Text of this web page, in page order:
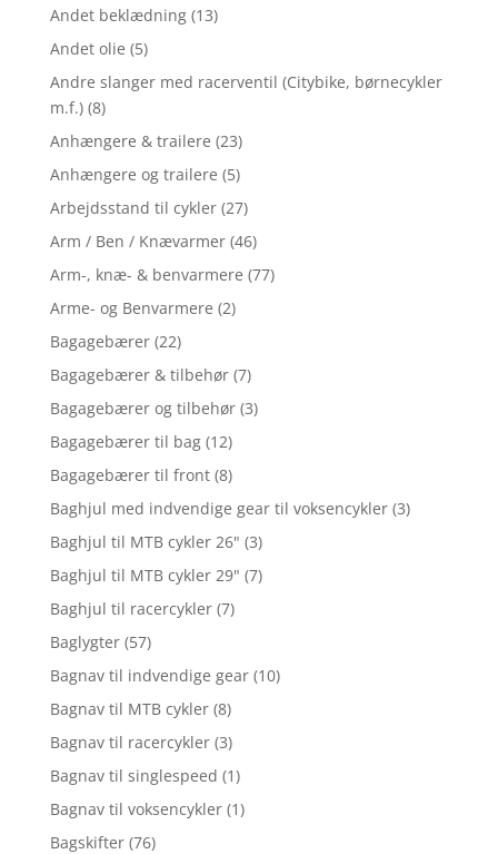
Andet beklædning (13)
Andet olie (5)
Andre slanger med racerventil (Citybike, børnecykler
m.f.) (8)
Anhængere & trailere (23)
Anhængere og trailere (5)
Arbejdsstand til cykler (27)
Arm / Ben / Knævarmer (46)
Arm-, knæ- & benvarmere (77)
Arme- og Benvarmere (2)
Bagagebærer (22)
Bagagebærer & tilbehør (7)
Bagagebærer og tilbehør (3)
Bagagebærer til bag (12)
Bagagebærer til front (8)
Baghjul med indvendige gear til voksencykler (3)
Baghjul til MTB cykler 26" (3)
Baghjul til MTB cykler 29" (7)
Baghjul til racercykler (7)
Baglygter (57)
Bagnav til indvendige gear (10)
Bagnav til MTB cykler (8)
Bagnav til racercykler (3)
Bagnav til singlespeed (1)
Bagnav til voksencykler (1)
Bagskifter (76)